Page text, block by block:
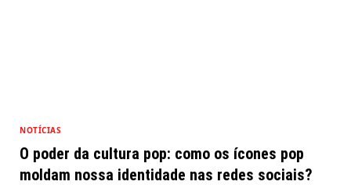
NOTÍCIAS
O poder da cultura pop: como os ícones pop
moldam nossa identidade nas redes sociais?